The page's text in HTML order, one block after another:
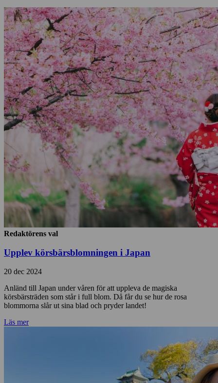
Redaktörens val
Upplev körsbärsblomningen i Japan
20 dec 2024
Anländ till Japan under våren för att uppleva de magiska
körsbärsträden som står i full blom. Då får du se hur de rosa
blommorna slår ut sina blad och pryder landet!
Läs mer